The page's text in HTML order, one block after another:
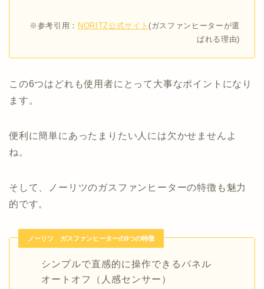
※参考引用： NORITZ公式サイト(ガスファンヒーターが選
ばれる理由)
この6つはどれも使用者にとって大事なポイントになり
ます。
便利に簡単にあったまりたい人には欠かせませんよ
ね。
そして、ノーリツのガスファンヒーターの特徴も魅力
的です。
ノーリツ ガスファンヒーターの9つの特徴
シンプルで直感的に操作できるパネル
オートオフ（人感センサー）